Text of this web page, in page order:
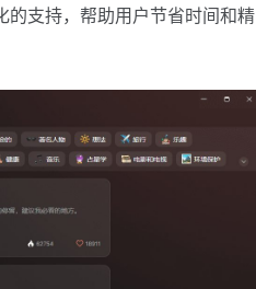
支持，帮助用户节省时间和精